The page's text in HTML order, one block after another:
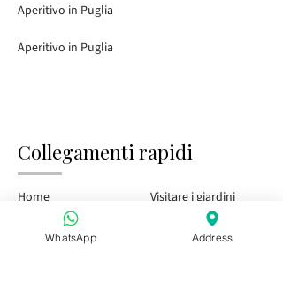
Aperitivo in Puglia
Aperitivo in Puglia
Collegamenti rapidi
Home
Tasting Bar
Visitare i giardini
Eventi pubblici
WhatsApp Address